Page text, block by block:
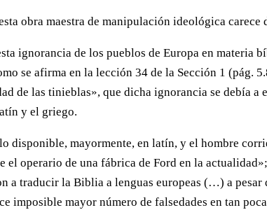
obra maestra de manipulación ideológica
ignorancia de los pueblos de Europa en materia
se afirma en la lección 34 de la Sección 1 (pág.
de las tinieblas», que dicha ignorancia se debía
y el griego.
disponible, mayormente, en latín, y el hombre
el operario de una fábrica de Ford en la
a traducir la Biblia a lenguas europeas (…) a
imposible mayor número de falsedades en tan